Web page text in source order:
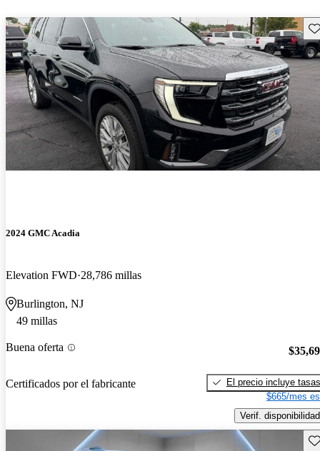
2024 GMC Acadia
Elevation FWD 28,786 millas
Burlington, NJ
49 millas
Buena oferta
Certificados por el fabricante
El precio incluye tasas
$665/mes
Verif. disponibilidad